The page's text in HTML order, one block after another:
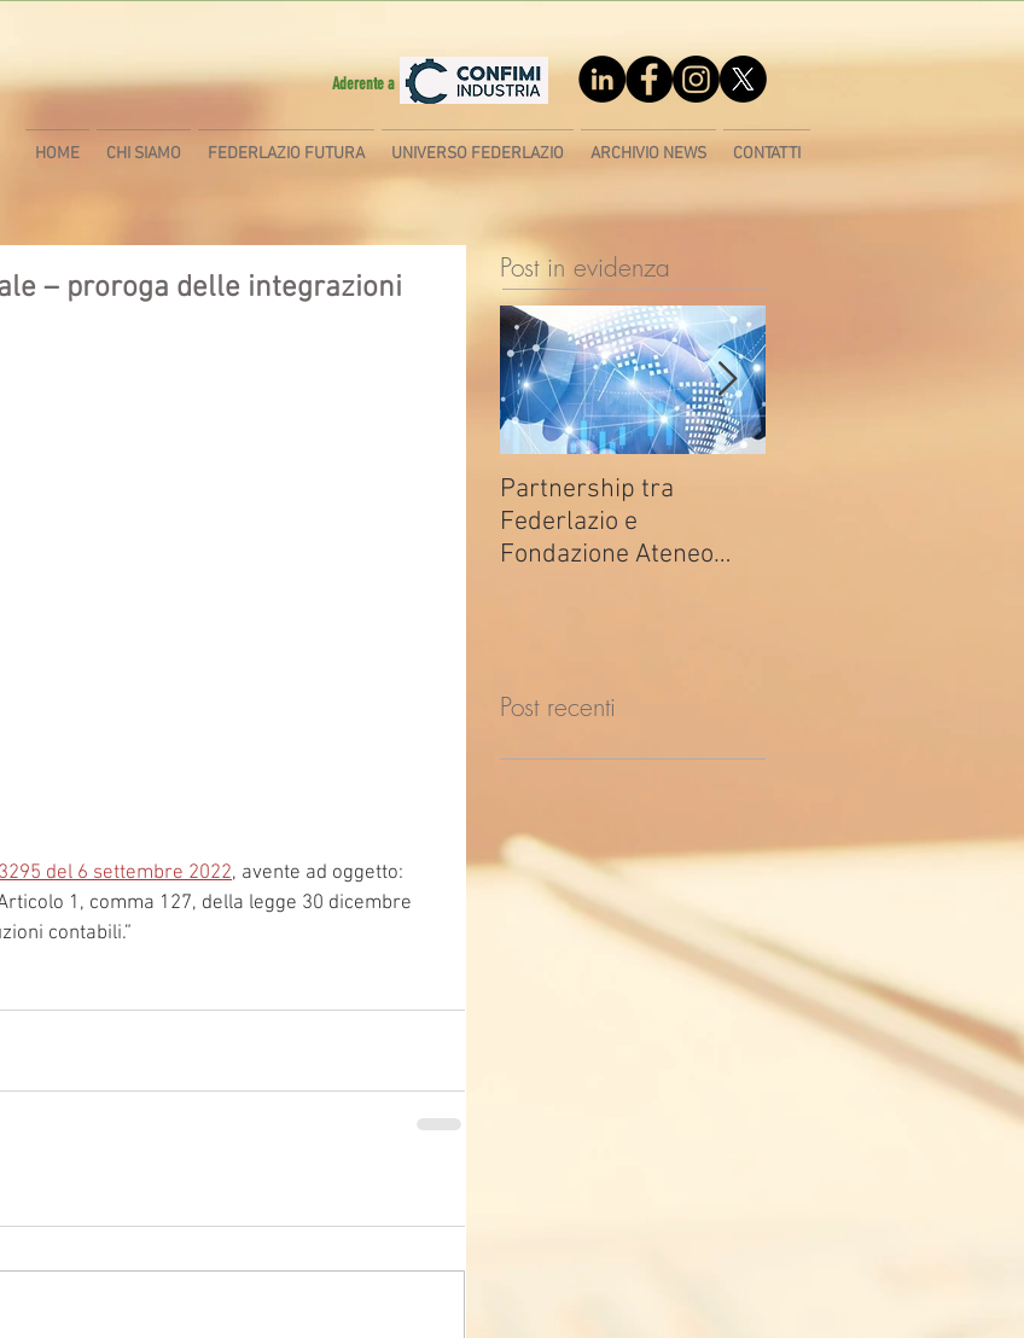
Aderente a
HOME CHI SIAMO FEDERLAZIO FUTURA UNIVERSO FEDERLAZIO ARCHIVIO NEWS CONTATTI
– proroga delle integrazioni
del 6 settembre 2022, avente ad oggetto:
1, comma 127, della legge 30 dicembre
contabili.”
Post in evidenza
Partnership tra
Federlazio e
Fondazione Ateneo
Post recenti